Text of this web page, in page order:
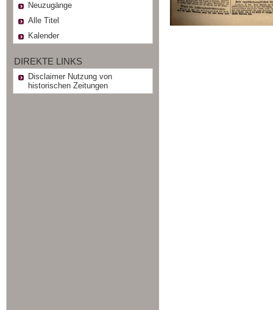
Neuzugänge
Alle Titel
Kalender
DIREKTE LINKS
Disclaimer Nutzung von
historischen Zeitungen